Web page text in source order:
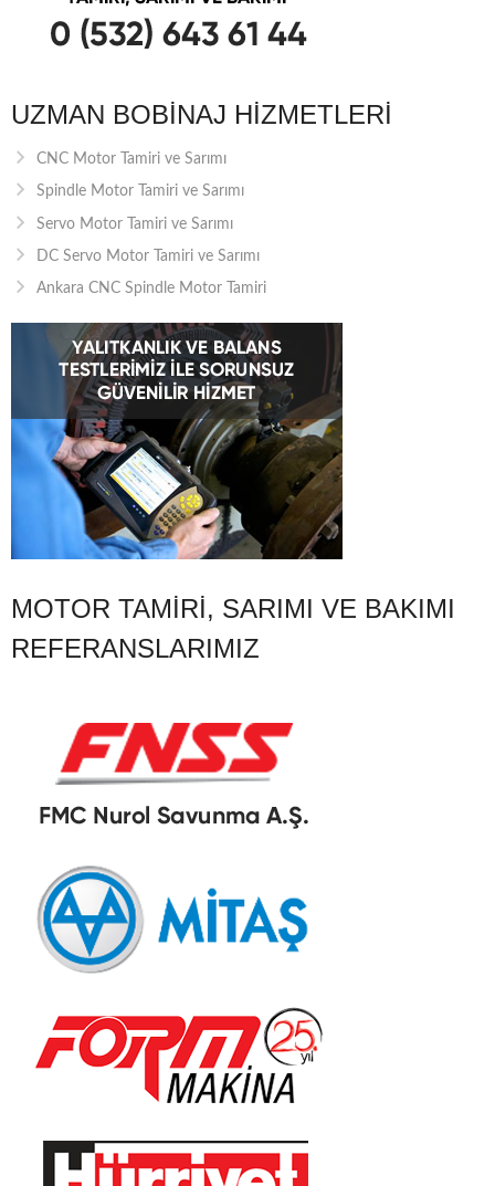
UZMAN BOBINAJ HIZMETLERI
CNC Motor Tamiri ve Sarımı
Spindle Motor Tamiri ve Sarımı
Servo Motor Tamiri ve Sarımı
DC Servo Motor Tamiri ve Sarımı
Ankara CNC Spindle Motor Tamiri
MOTOR TAMIRI, SARIMI VE BAKIMI
REFERANSLARIMIZ